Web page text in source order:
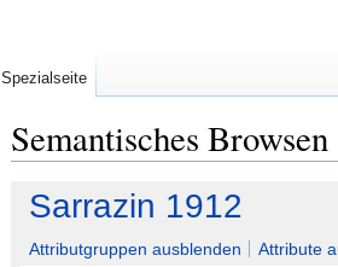
Semantisches Browsen
Zur
Navigation
springen
Zur
Suche
springen
Sarrazin 1912
Attributgruppen ausblenden Attribute
Spezialseite